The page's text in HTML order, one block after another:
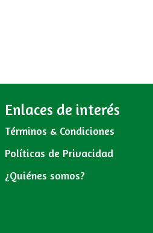
Enlaces de interés
Términos & Condiciones
Políticas de Privacidad
¿Quiénes somos?